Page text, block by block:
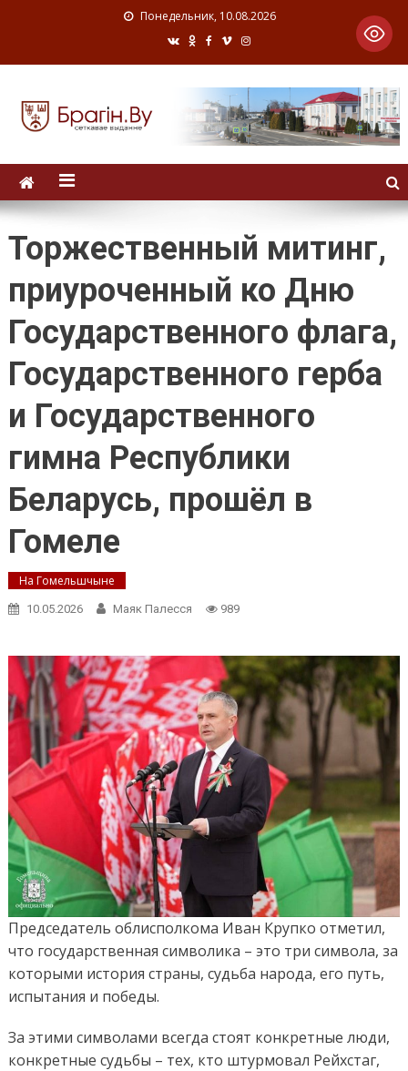
Понедельник, 10.08.2026
Торжественный митинг,
приуроченный ко Дню
Государственного флага,
Государственного герба
и Государственного
гимна Республики
Беларусь, прошёл в
Гомеле
На Гомельшчыне
10.05.2026 Маяк Палесся 989
Председатель облисполкома Иван Крупко отметил,
что государственная символика – это три символа, за
которыми история страны, судьба народа, его путь,
испытания и победы.
За этими символами всегда стоят конкретные люди,
конкретные судьбы – тех, кто штурмовал Рейхстаг,